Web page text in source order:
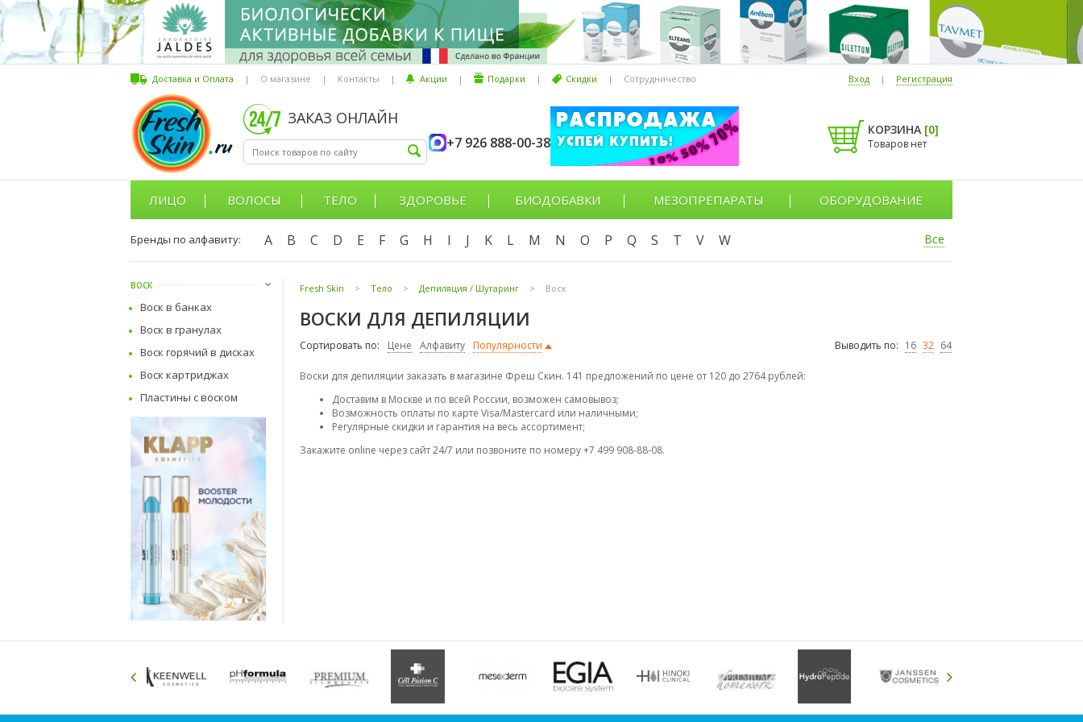
Доставка и Оплата | О магазине | Контакты | Акции | Подарки | Скидки | Сотрудничество Вход | Регистрация
ЗАКАЗ ОНЛАЙН
+7 926 888-00-38
КОРЗИНА [0]
Товаров нет
ЛИЦО ВОЛОСЫ ТЕЛО ЗДОРОВЬЕ БИОДОБАВКИ МЕЗОПРЕПАРАТЫ ОБОРУДОВАНИЕ
Бренды по алфавиту: A B C D E F G H I J K L M N O P Q S T V W Все
ВОСК
Воск в банках
Воск в гранулах
Воск горячий в дисках
Воск картриджах
Пластины с воском
Fresh Skin > Тело > Депиляция / Шугаринг > Воск
ВОСКИ ДЛЯ ДЕПИЛЯЦИИ
Сортировать по: Цене Алфавиту Популярности Выводить по: 16 32 64
Воски для депиляции заказать в магазине Фреш Скин. 141 предложений по цене от 120 до 2764 рублей:
Доставим в Москве и по всей России, возможен самовывоз;
Возможность оплаты по карте Visa/Mastercard или наличными;
Регулярные скидки и гарантия на весь ассортимент;
Закажите online через сайт 24/7 или позвоните по номеру +7 499 908-88-08.